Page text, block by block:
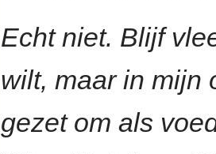
Echt niet. Blijf
wilt, maar in mijn
gezet om als